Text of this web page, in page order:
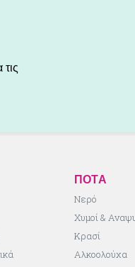
ΠΟΤA
Νερό
Χυμοί &
Κρασί
Αλκοολούχα